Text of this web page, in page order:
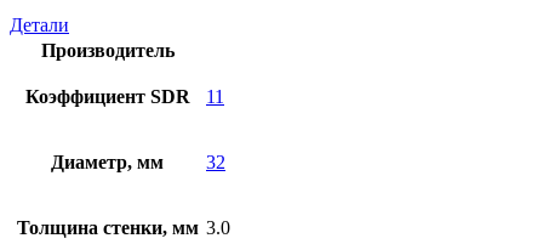
Детали
Производитель
Коэффициент SDR 11
Диаметр, мм 32
Толщина стенки, мм 3.0